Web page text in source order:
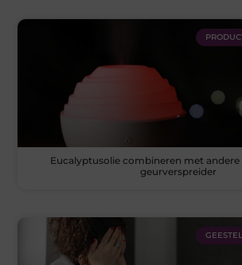
Eucalyptusolie combineren met andere
geurverspreider